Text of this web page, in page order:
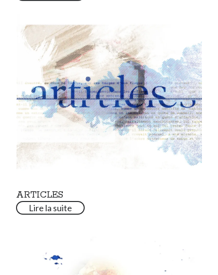
ARTICLES
Lire la suite